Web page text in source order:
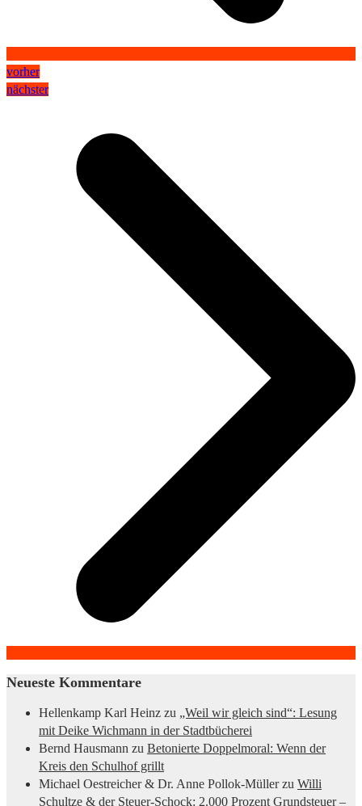
vorher
nächster
Neueste Kommentare
Hellenkamp Karl Heinz zu „Weil wir gleich sind“: Lesung
mit Deike Wichmann in der Stadtbücherei
Bernd Hausmann zu Betonierte Doppelmoral: Wenn der
Kreis den Schulhof grillt
Michael Oestreicher & Dr. Anne Pollok-Müllerzu Willi
Schultze & der Steuer-Schock: 2.000 Prozent Grundsteuer –